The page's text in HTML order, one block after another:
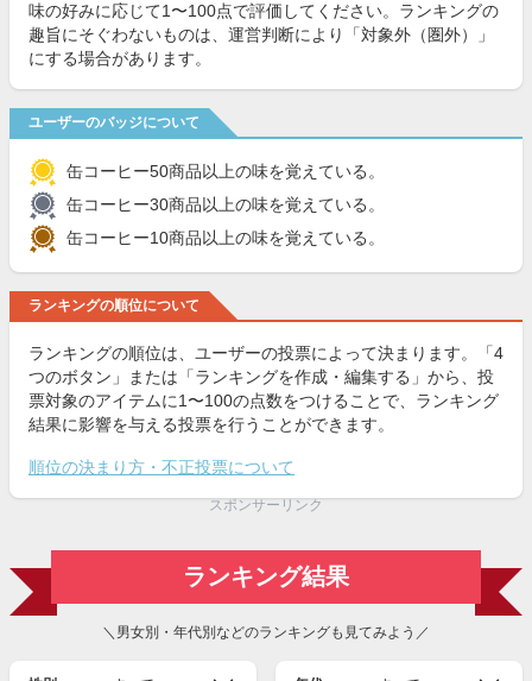
味の好みに応じて1〜100点で評価してください。ランキングの
趣旨にそぐわないものは、運営判断により「対象外（圏外）」
にする場合があります。
ユーザーのバッジについて
缶コーヒー50商品以上の味を覚えている。
缶コーヒー30商品以上の味を覚えている。
缶コーヒー10商品以上の味を覚えている。
ランキングの順位について
ランキングの順位は、ユーザーの投票によって決まります。「4
つのボタン」または「ランキングを作成・編集する」から、投
票対象のアイテムに1〜100の点数をつけることで、ランキング
結果に影響を与える投票を行うことができます。
順位の決まり方・不正投票について
スポンサーリンク
ランキング結果
＼男女別・年代別などのランキングも見てみよう／